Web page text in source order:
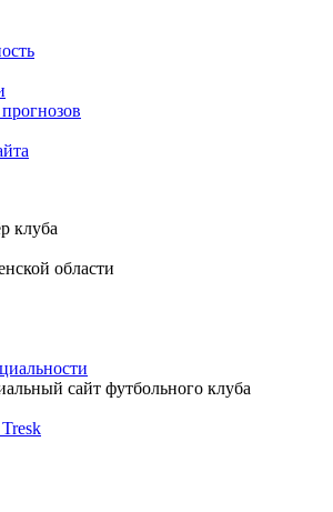
клуба
области
сайт футбольного клуба